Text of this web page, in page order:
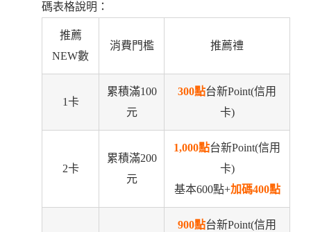
碼表格說明：
推薦
NEW數
消費門檻 推薦禮
1卡
累積滿100
元
300點台新Point(信用
卡)
2卡
累積滿200
元
1,000點台新Point(信用
卡)
基本600點+加碼400點
900點台新Point(信用